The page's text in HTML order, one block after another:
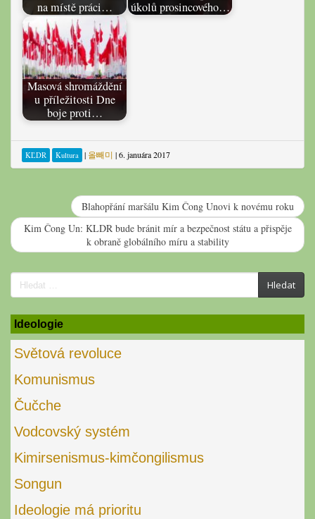
na místě práci…
úkolů prosincového…
Masová shromáždění
u příležitosti Dne
boje proti…
KĽDR Kultura | 올빼미 |6. januára 2017
Blahopřání maršálu Kim Čong Unovi k novému roku
Kim Čong Un: KLDR bude bránit mír a bezpečnost státu a přispěje
k obraně globálního míru a stability
Search
for:
Hledat
Ideologie
Světová revoluce
Komunismus
Čučche
Vodcovský systém
Kimirsenismus-kimčongilismus
Songun
Ideologie má prioritu